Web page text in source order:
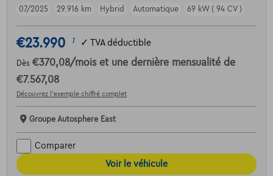
07/2025
29.916 km Hybrid Automatique 69 kW ( 94 CV )
€23.990 1 ✓ TVA déductible
Dès €370,08/mois et une dernière mensualité de
€7.567,08
Découvrez l’exemple chiffré complet
Groupe Autosphere East
Comparer
Voir le véhicule